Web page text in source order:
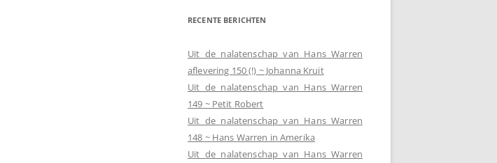
RECENTE BERICHTEN
Uit de nalatenschap van Hans Warren
aflevering 150 (!) ~ Johanna Kruit
Uit de nalatenschap van Hans Warren
149 ~ Petit Robert
Uit de nalatenschap van Hans Warren
148 ~ Hans Warren in Amerika
Uit de nalatenschap van Hans Warren